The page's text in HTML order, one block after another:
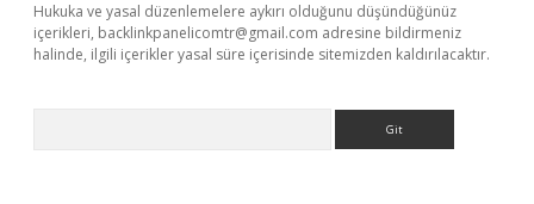
Hukuka ve yasal düzenlemelere aykırı olduğunu düşündüğünüz
içerikleri, backlinkpanelicomtr@gmail.com adresine bildirmeniz
halinde, ilgili içerikler yasal süre içerisinde sitemizden kaldırılacaktır.